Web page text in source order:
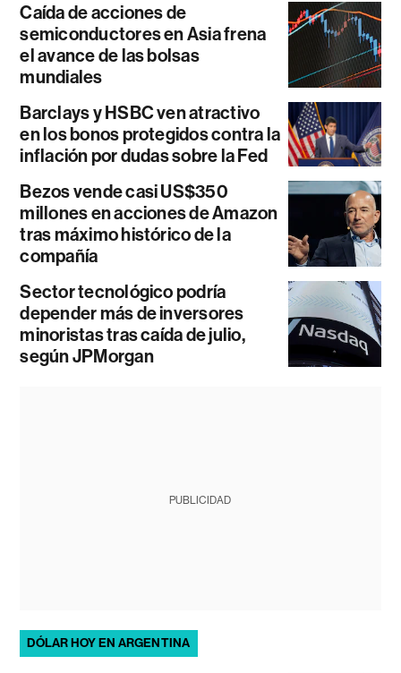
Caída de acciones de
semiconductores en Asia frena
el avance de las bolsas
mundiales
Barclays y HSBC ven atractivo
en los bonos protegidos contra la
inflación por dudas sobre la Fed
Bezos vende casi US$350
millones en acciones de Amazon
tras máximo histórico de la
compañía
Sector tecnológico podría
depender más de inversores
minoristas tras caída de julio,
según JPMorgan
PUBLICIDAD
DÓLAR HOY EN ARGENTINA